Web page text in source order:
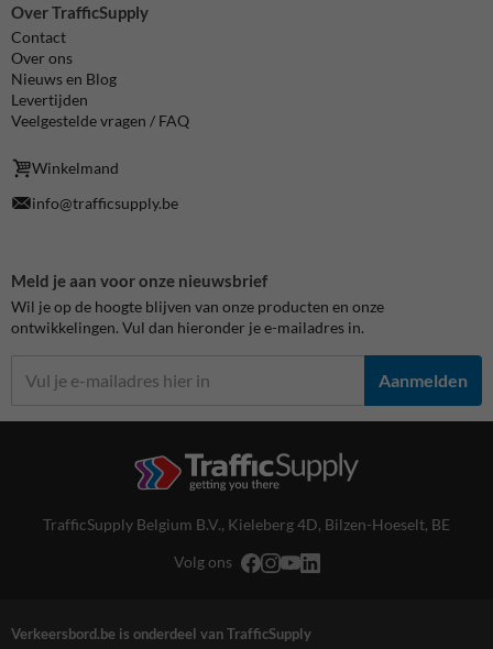
Over TrafficSupply
Contact
Over ons
Nieuws en Blog
Levertijden
Veelgestelde vragen / FAQ
Winkelmand
info@trafficsupply.be
Meld je aan voor onze nieuwsbrief
Wil je op de hoogte blijven van onze producten en onze
ontwikkelingen. Vul dan hieronder je e-mailadres in.
Aanmelden
TrafficSupply Belgium B.V., Kieleberg 4D, Bilzen-Hoeselt, BE
Volg ons
Verkeersbord.be is onderdeel van TrafficSupply